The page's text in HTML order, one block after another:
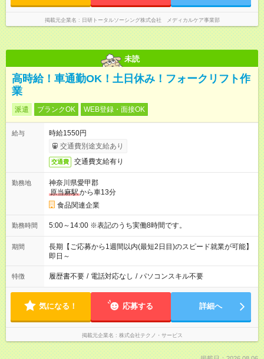
掲載元企業名 日研トータルソーシング株式会社 メディカルケア事業部
未読
高時給！車通勤OK！土日休み！フォークリフト作
業
派遣 ブランクOK WEB登録・面接OK
給与
時給1550円
交通費別途支給あり
交通費 交通費支給有り
勤務地
神奈川県愛甲郡
原当麻駅から車13分
食品関連企業
勤務時間 5:00～14:00 ※表記のうち実働8時間です。
期間
長期【ご応募から1週間以内(最短2日目)のスピード就業が可能】
即日～
特徴 履歴書不要 / 電話対応なし / パソコンスキル不要
気になる！ 応募する 詳細へ
掲載元企業名 株式会社テクノ・サービス